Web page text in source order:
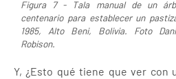
Figura 7 - Tala manual de un
centenario para establecer un
1985, Alto Beni, Bolivia. Foto
Robison.
Y, ¿Esto qué tiene que ver con